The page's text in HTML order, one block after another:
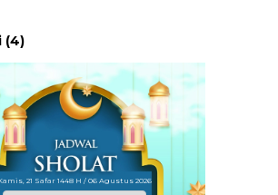
(4)
21 Safar 1448 H / 06 Agustus 2026